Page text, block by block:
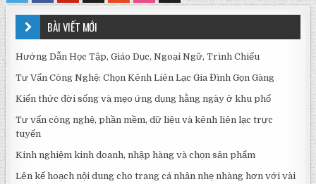
BÀI VIẾT MỚI
Hướng Dẫn Học Tập, Giáo Dục, Ngoại Ngữ, Trình Chiếu
Tư Vấn Công Nghệ: Chọn Kênh Liên Lạc Gia Đình Gọn Gàng
Kiến thức đời sống và mẹo ứng dụng hằng ngày ở khu phố
Tư vấn công nghệ, phần mềm, dữ liệu và kênh liên lạc trực
tuyến
Kinh nghiệm kinh doanh, nhập hàng và chọn sản phẩm
Lên kế hoạch nội dung cho trang cá nhân nhẹ nhàng hơn với vài